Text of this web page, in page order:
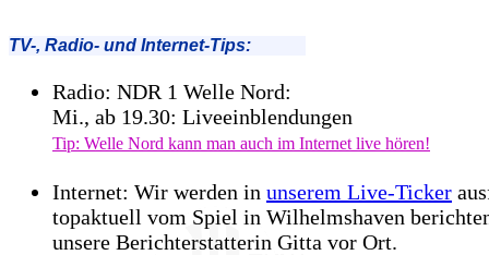
TV-, Radio- und Internet-Tips:
Radio: NDR 1 Welle Nord:
Mi., ab 19.30: Liveeinblendungen
Tip: Welle Nord kann man auch im Internet live hören!
Internet: Wir werden in unserem Live-Ticker
topaktuell vom Spiel in Wilhelmshaven
unsere Berichterstatterin Gitta vor Ort.